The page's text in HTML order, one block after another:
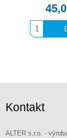
Kontakt
ALTER s.r.o. -